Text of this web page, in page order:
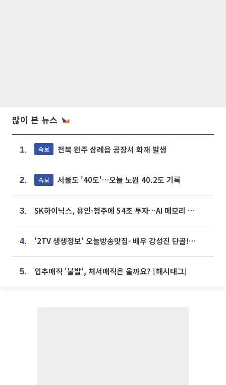
많이 본 뉴스
1. 속보 전북 완주 삼례읍 공장서 화재 발생
2. 속보 서울도 '40도'…오늘 노원 40.2도 기록
3. SK하이닉스, 용인·청주에 54조 투자…AI 메모리 생산기지 키운다
4. '2TV 생생정보' 오늘방송맛집- 배우 강성진 단골! 쌀국수ㆍ푸팟퐁 커리 맛집 '블○○○'
5. 입추매직 '불발', 처서매직은 올까요? [해시태그]